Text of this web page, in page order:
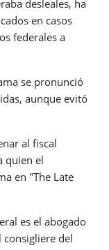
desleales, ha
en casos
federales a
se pronunció
aunque evitó
al fiscal
quien el
en "The Late
es el abogado
del